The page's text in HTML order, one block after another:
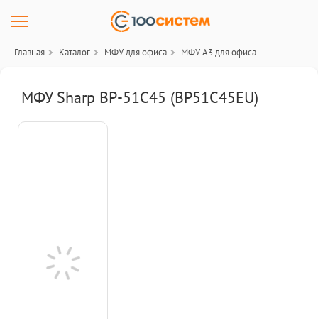
Главная Каталог МФУ для офиса МФУ A3 для офиса
МФУ Sharp BP-51C45 (BP51C45EU)